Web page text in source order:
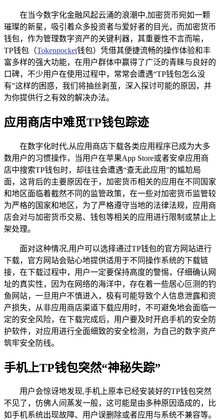
在当今数字化金融风起云涌的浪潮中,加密货币宛如一颗
璀璨的新星，吸引着众多投资者与爱好者的目光，而加密货币
钱包，作为管理数字资产的关键利器，其重要性不言而喻，
TP钱包（Tokenpocket钱包）凭借其便捷流畅的操作体验和丰
富多样的强大功能，在用户群体中赢得了广泛的青睐与良好的
口碑，不少用户在使用过程中，常常会遭遇“TP钱包怎么没
有”这样的困惑，我们将抽丝剥茧，深入探讨可能的原因，并
为你提供行之有效的解决办法。
应用商店中难觅TP钱包踪迹
在数字化时代,从应用商店下载各类应用程序已成为大多
数用户的习惯操作，当用户在苹果App Store或者安卓应用商
店中搜索TP钱包时，却往往会遭遇“查无此应用”的尴尬局
面，这背后的主要原因在于，加密货币相关的应用在不同国家
和地区面临着截然不同的监管政策，在一些对加密货币监管较
为严格的国家和地区，为了严格遵守当地的法律法规，应用商
店会对与加密货币交易、钱包等相关的应用进行限制或禁止上
架处理。
面对这种情况,用户可以选择通过TP钱包的官方网站进行
下载，官方网站会贴心地提供适用于不同操作系统的下载链
接，在下载过程中，用户一定要保持高度的警惕，仔细确认网
址的真实性，因为在网络的海洋中，存在着一些居心叵测的钓
鱼网站，一旦用户不慎进入，极有可能导致个人信息泄露和资
产损失，从非应用商店渠道下载应用时，不可避免地会面临一
定的安全风险，在下载完成后，用户要及时开启手机的安全防
护软件，对应用进行全面细致的安全检测，为自己的数字资产
筑牢安全防线。
手机上TP钱包突然“神秘失踪”
用户会惊讶地发现,手机上原本已经安装好的TP钱包突然
不见了，仿佛人间蒸发一般，这可能是由多种原因造成的，比
如手机系统出现故障、用户误删除或者应用与系统不兼容等。